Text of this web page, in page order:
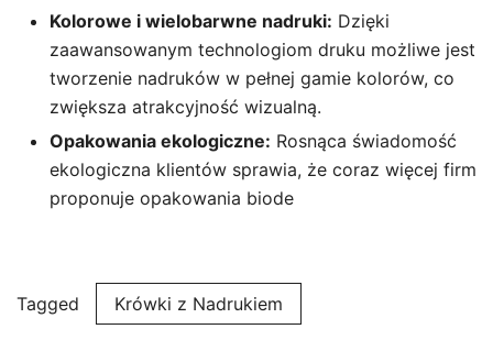
Kolorowe i wielobarwne nadruki: Dzięki
zaawansowanym technologiom druku możliwe jest
tworzenie nadruków w pełnej gamie kolorów, co
zwiększa atrakcyjność wizualną.
Opakowania ekologiczne: Rosnąca świadomość
ekologiczna klientów sprawia, że coraz więcej firm
proponuje opakowania biode
Tagged Krówki z Nadrukiem